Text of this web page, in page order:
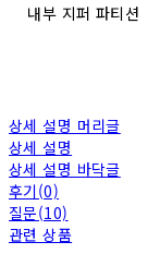
내부 지퍼 파티션
상세 설명 머리글
상세 설명
상세 설명 바닥글
후기(0)
질문(10)
관련 상품